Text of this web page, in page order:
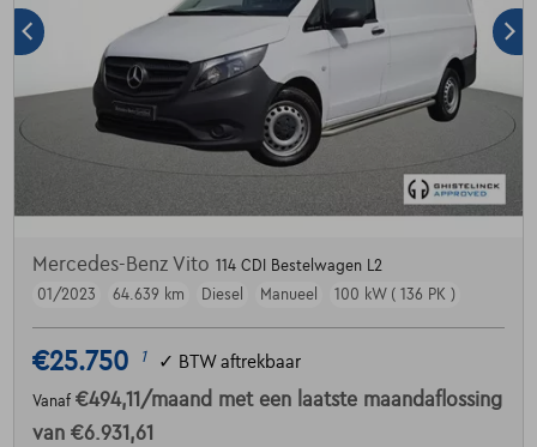
Mercedes-Benz Vito 114 CDI Bestelwagen L2
01/2023
64.639 km Diesel Manueel 100 kW ( 136 PK )
€25.750 1 ✓ BTW aftrekbaar
Vanaf €494,11 /maand met een laatste maandaflossing
van €6.931,61